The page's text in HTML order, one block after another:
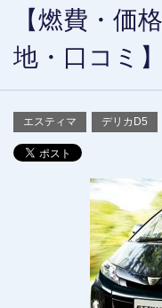
【燃費・価
地・口コミ】
エスティマ デリカD5